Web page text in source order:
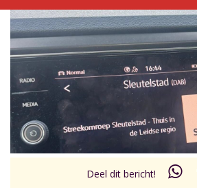
STRAKS:
De ochtend van Sleutelstad
6.00 - 12.00 uur
Vorig uur
uur 1 van 0
Deel dit bericht!